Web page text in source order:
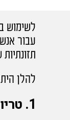
לשימוש
עבור
תזונתיות
להלן
1. טריות :